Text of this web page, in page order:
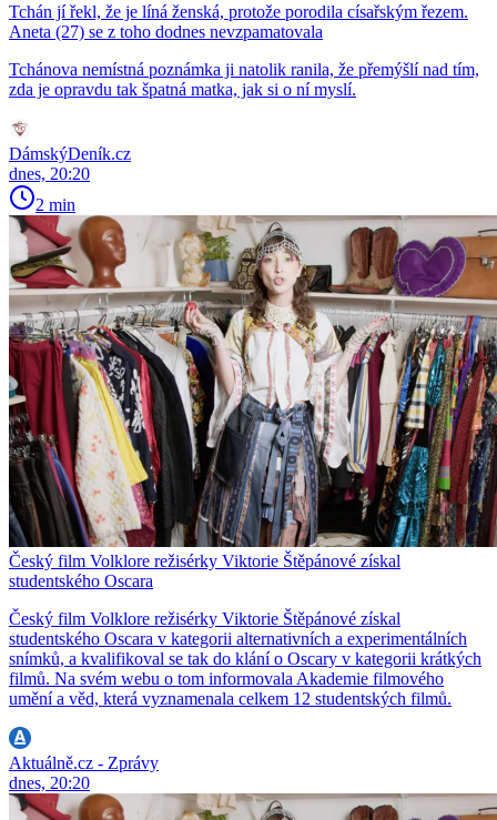
Tchán jí řekl, že je líná ženská, protože porodila císařským řezem.
Aneta (27) se z toho dodnes nevzpamatovala
Tchánova nemístná poznámka ji natolik ranila, že přemýšlí nad tím,
zda je opravdu tak špatná matka, jak si o ní myslí.
DámskýDeník.cz
dnes, 20:20
2 min
Český film Volklore režisérky Viktorie Štěpánové získal
studentského Oscara
Český film Volklore režisérky Viktorie Štěpánové získal
studentského Oscara v kategorii alternativních a experimentálních
snímků, a kvalifikoval se tak do klání o Oscary v kategorii krátkých
filmů. Na svém webu o tom informovala Akademie filmového
umění a věd, která vyznamenala celkem 12 studentských filmů.
Aktuálně.cz - Zprávy
dnes, 20:20